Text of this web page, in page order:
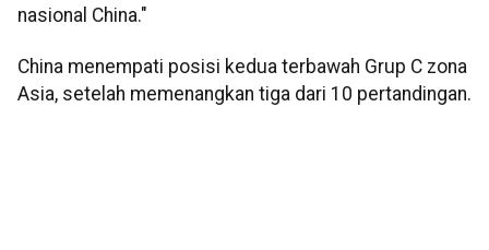
nasional China."
China menempati posisi kedua terbawah Grup C zona
Asia, setelah memenangkan tiga dari 10 pertandingan.